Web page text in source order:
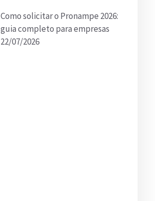
Como solicitar o Pronampe 2026:
guia completo para empresas
22/07/2026